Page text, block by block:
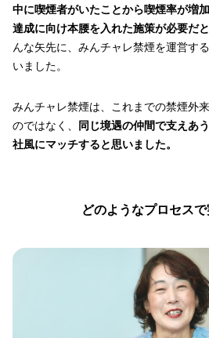
中に喫煙者がいたことから喫煙率が増
達成に向け本腰を入れた施策が必要だ
んな矢先に、みんチャレ禁煙を運営す
いました。
みんチャレ禁煙は、これまでの禁煙外
のではなく、 同じ境遇の仲間で支えあ
社風にマッチすると思いました。
どのようなプロセス